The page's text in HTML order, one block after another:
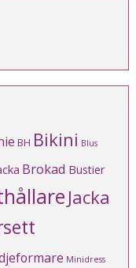
BH Bikini Blus
Brokad Bustier
Jacka
Minidress